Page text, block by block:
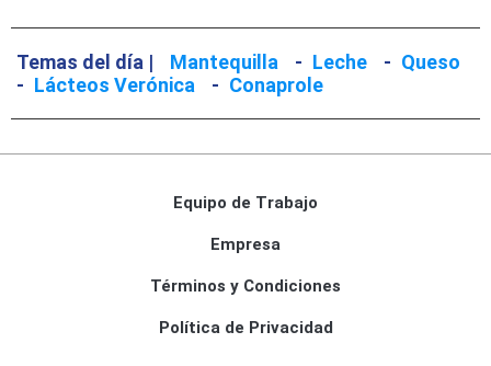
Temas del día | Mantequilla - Leche - Queso
- Lácteos Verónica - Conaprole
Equipo de Trabajo
Empresa
Términos y Condiciones
Política de Privacidad